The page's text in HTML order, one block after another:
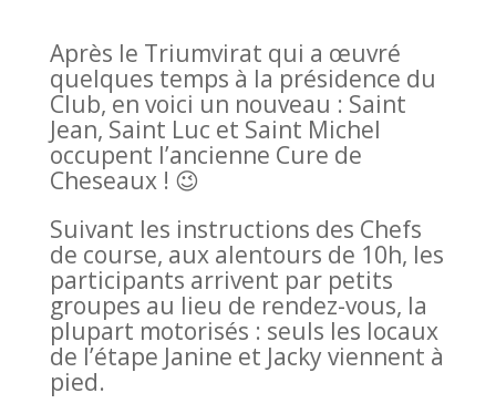
Après le Triumvirat qui a œuvré
quelques temps à la présidence du
Club, en voici un nouveau : Saint
Jean, Saint Luc et Saint Michel
occupent l’ancienne Cure de
Cheseaux ! 😉
Suivant les instructions des Chefs
de course, aux alentours de 10h, les
participants arrivent par petits
groupes au lieu de rendez-vous, la
plupart motorisés : seuls les locaux
de l’étape Janine et Jacky viennent à
pied.